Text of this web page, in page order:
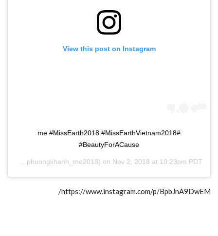
View this post on Instagram
#me #MissEarth2018 #MissEarthVietnam2018
#BeautyForACause
(@phuongkhanh_me2018) on Nov 2, 2018 at 10:23pm PDT
https://www.instagram.com/p/BpbJnA9DwEM/